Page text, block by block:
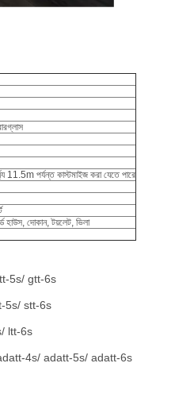
11.5m পর্যন্ত কাস্টমাইজ করা যেতে পারে
হাউস, দোকান, টয়লেট, ভিলা
5s/ gtt-6s
5s/ stt-6s
ltt-6s
4s/ adatt-5s/ adatt-6s